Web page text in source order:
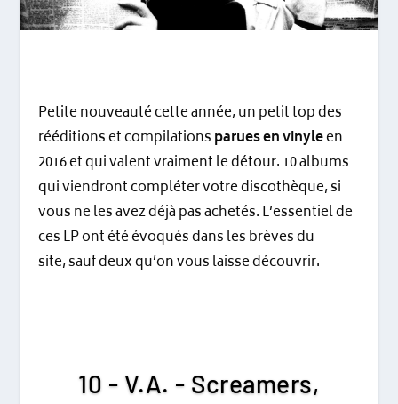
Petite nouveauté cette année, un petit top des
rééditions et compilationsparues en vinyleen
2016 et qui valent vraiment le détour. 10 albums
qui viendront compléter votre discothèque, si
vous ne les avez déjà pas achetés. L’essentiel de
ces LP ont été évoqués dans les brèves du
site, sauf deux qu’on vous laisse découvrir.
10 - V.A. - Screamers,